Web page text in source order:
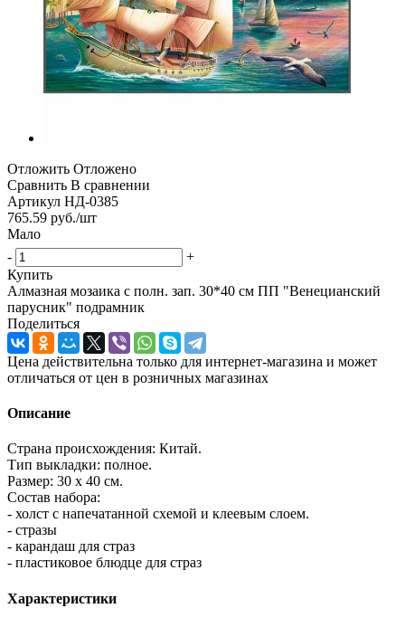
Отложить Отложено
Сравнить В сравнении
Артикул НД-0385
765.59 руб./шт
Мало
-
+
Купить
Алмазная мозаика с полн. зап. 30*40 см ПП "Венецианский
парусник" подрамник
Поделиться
Цена действительна только для интернет-магазина и может
отличаться от цен в розничных магазинах
Описание
Страна происхождения: Китай.
Тип выкладки: полное.
Размер: 30 х 40 см.
Состав набора:
- холст с напечатанной схемой и клеевым слоем.
- стразы
- карандаш для страз
- пластиковое блюдце для страз
Характеристики